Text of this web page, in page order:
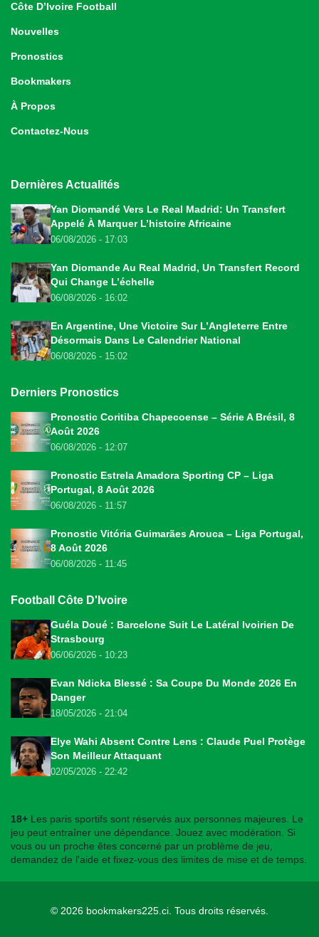
Côte D’Ivoire Football
Nouvelles
Pronostics
Bookmakers
À Propos
Contactez-Nous
Dernières Actualités
Yan Diomandé Vers Le Real Madrid: Un Transfert
Appelé À Marquer L’histoire Africaine
06/08/2026 - 17:03
Yan Diomande Au Real Madrid, Un Transfert Record
Qui Change L’échelle
06/08/2026 - 16:02
En Argentine, Une Victoire Sur L’Angleterre Entre
Désormais Dans Le Calendrier National
06/08/2026 - 15:02
Derniers Pronostics
Pronostic Coritiba Chapecoense – Série A Brésil, 8
Août 2026
06/08/2026 - 12:07
Pronostic Estrela Amadora Sporting CP – Liga
Portugal, 8 Août 2026
06/08/2026 - 11:57
Pronostic Vitória Guimarães Arouca – Liga Portugal,
8 Août 2026
06/08/2026 - 11:45
Football Côte D'Ivoire
Guéla Doué : Barcelone Suit Le Latéral Ivoirien De
Strasbourg
06/06/2026 - 10:23
Evan Ndicka Blessé : Sa Coupe Du Monde 2026 En
Danger
18/05/2026 - 21:04
Elye Wahi Absent Contre Lens : Claude Puel Protège
Son Meilleur Attaquant
02/05/2026 - 22:42
18+ Les paris sportifs sont réservés aux personnes majeures. Le
jeu peut entraîner une dépendance. Jouez avec modération. Si
vous ou un proche êtes concerné par un problème de jeu,
demandez de l'aide et fixez-vous des limites de mise et de temps.
© 2026 bookmakers225.ci. Tous droits réservés.